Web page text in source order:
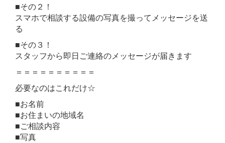
■その２！
スマホで相談する設備の写真を撮ってメッセージを送
る
■その３！
スタッフから即日ご連絡のメッセージが届きます
＝＝＝＝＝＝＝＝＝＝
必要なのはこれだけ☆
■お名前
■お住まいの地域名
■ご相談内容
■写真